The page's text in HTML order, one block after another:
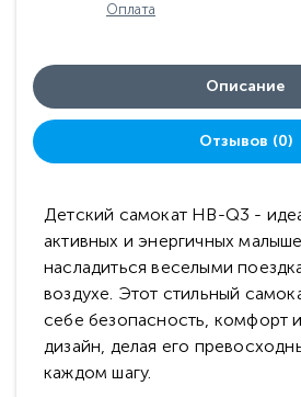
Оплата
Описание
Отзывов (0)
Детский самокат HB-Q3 -
активных и энергичных
насладиться веселыми
воздухе. Этот стильный
себе безопасность, комфорт
дизайн, делая его
каждом шагу.